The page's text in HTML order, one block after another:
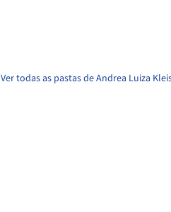
Ver todas as pastas de Andrea Luiza